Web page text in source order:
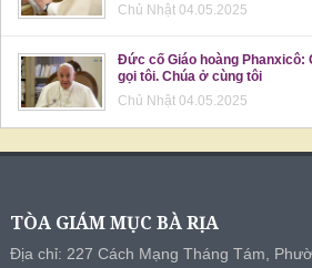
Chủ Nhật 04.05.2025
Đức cố Giáo hoàng Phanxicô:
gọi tôi. Chúa ở cùng tôi
Chủ Nhật 04.05.2025
TÒA GIÁM MỤC BÀ RỊA
Địa chỉ: 227 Cách Mạng Tháng Tám,